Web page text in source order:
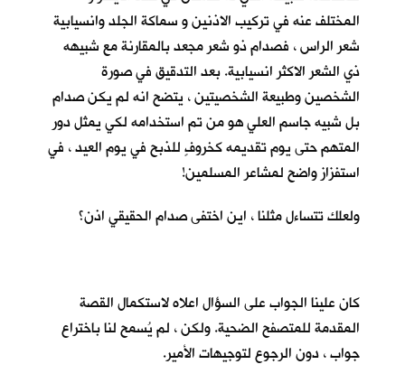
المختلف عنه في تركيب الاذنين و سماكة الجلد وانسيابية
شعر الراس ، فصدام ذو شعر مجعد بالمقارنة مع شبيهه
ذي الشعر الاكثر انسيابية. بعد التدقيق في صورة
الشخصين وطبيعة الشخصيتين ، يتضح انه لم يكن صدام
بل شبيه جاسم العلي هو من تم استخدامه لكي يمثل دور
المتهم حتى يوم تقديمه كخروفٍ للذبح في يوم العيد ، في
استفزاز واضح لمشاعر المسلمين!
ولعلك تتساءل مثلنا ، اين اختفى صدام الحقيقي اذن؟
كان علينا الجواب على السؤال اعلاه لاستكمال القصة
المقدمة للمتصفح الضحية. ولكن ، لم يُسمح لنا باختراع
جواب ، دون الرجوع لتوجيهات الأمير.